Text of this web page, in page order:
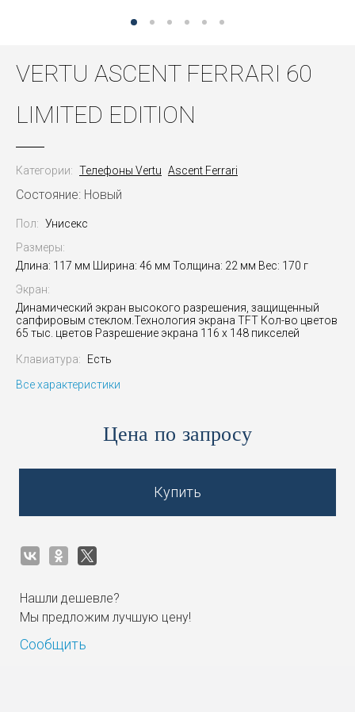
VERTU ASCENT FERRARI 60
LIMITED EDITION
Категории: Телефоны Vertu Ascent Ferrari
Состояние: Новый
Пол: Унисекс
Размеры:
Длина: 117 мм Ширина: 46 мм Толщина: 22 мм Вес: 170 г
Экран:
Динамический экран высокого разрешения, защищенный
сапфировым стеклом.Технология экрана TFT Кол-во цветов
65 тыс. цветов Разрешение экрана 116 x 148 пикселей
Клавиатура:
Есть
Все характеристики
Цена по запросу
Купить
Нашли дешевле?
Мы предложим лучшую цену!
Сообщить